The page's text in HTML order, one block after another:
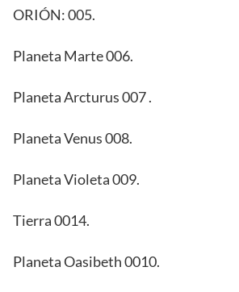
ORIÓN: 005.
Planeta Marte 006.
Planeta Arcturus 007 .
Planeta Venus 008.
Planeta Violeta 009.
Tierra 0014.
Planeta Oasibeth 0010.